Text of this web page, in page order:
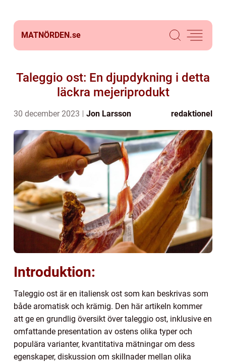
MATNÖRDEN.se
Taleggio ost: En djupdykning i detta
läckra mejeriprodukt
30 december 2023 Jon Larsson redaktionel
Introduktion:
Taleggio ost är en italiensk ost som kan beskrivas som
både aromatisk och krämig. Den här artikeln kommer
att ge en grundlig översikt över taleggio ost, inklusive en
omfattande presentation av ostens olika typer och
populära varianter, kvantitativa mätningar om dess
egenskaper, diskussion om skillnader mellan olika